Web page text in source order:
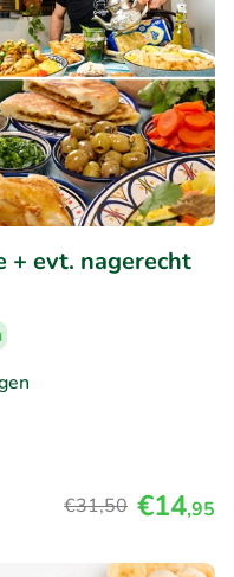
+ evt. nagerecht
€31,50 €14,95